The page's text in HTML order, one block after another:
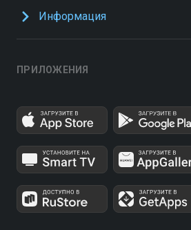
Информация
ПРИЛОЖЕНИЯ